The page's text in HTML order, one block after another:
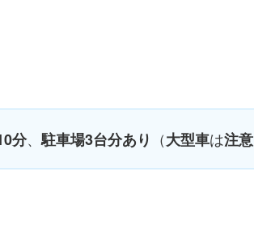
分、駐車場3台分あり （大型車は注意